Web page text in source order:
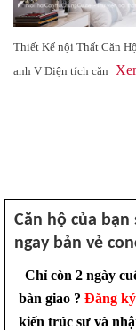
Thiết Kế Nội Thất Chung
Hòa Quyện Giữa Tinh Tế
Căn hộ của
ngay bản vẻ
Chỉ còn 2 ngày
bàn giao ? Đăng
kiến trúc sư và